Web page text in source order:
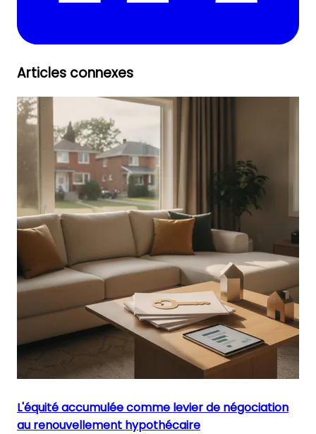
Articles connexes
L'équité accumulée comme levier de négociation
au renouvellement hypothécaire